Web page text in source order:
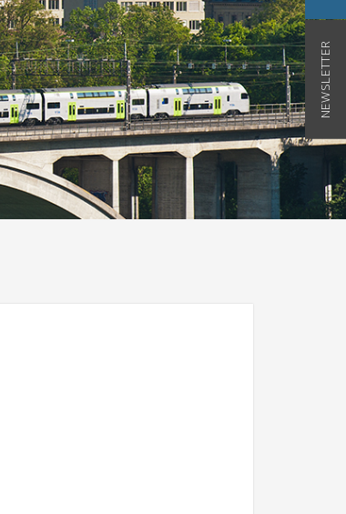
NEWSLETTER